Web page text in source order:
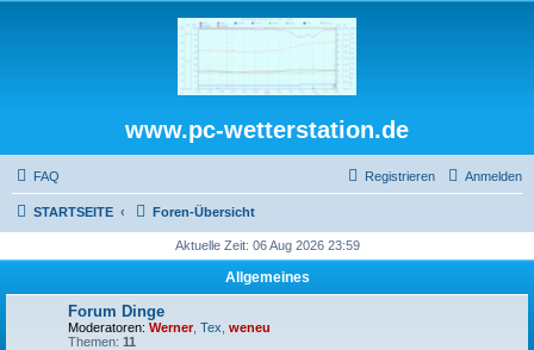
www.pc-wetterstation.de
FAQ Anmelden
Registrieren
STARTSEITE Foren-Übersicht
Aktuelle Zeit: 06 Aug 2026 23:59
Allgemeines
Forum Dinge
Moderatoren: Werner, Tex weneu
Themen: 11